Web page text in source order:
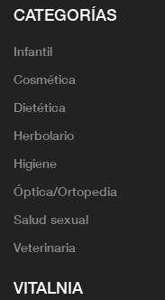
CATEGORÍAS
Infantil
Cosmética
Dietética
Herbolario
Higiene
Óptica/Ortopedia
Salud sexual
Veterinaria
VITALNIA